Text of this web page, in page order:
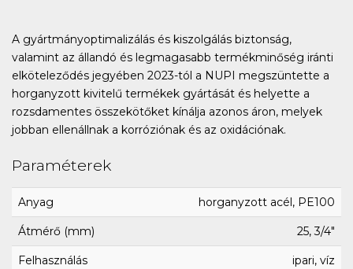
A gyártmányoptimalizálás és kiszolgálás biztonság,
valamint az állandó és legmagasabb termékminőség iránti
elköteleződés jegyében 2023-tól a NUPI megszüntette a
horganyzott kivitelű termékek gyártását és helyette a
rozsdamentes összekötőket kínálja azonos áron, melyek
jobban ellenállnak a korróziónak és az oxidációnak.
Paraméterek
Anyag horganyzott acél, PE100
Átmérő (mm) 25, 3/4"
Felhasználás ipari, víz